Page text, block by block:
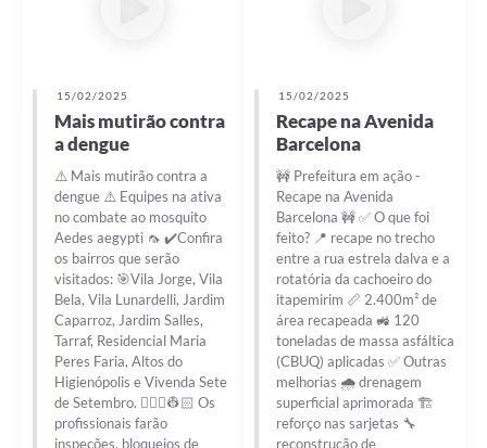
15/02/2025
Mais mutirão contra
a dengue
⚠️ Mais mutirão contra a
dengue ⚠️ Equipes na ativa
no combate ao mosquito
Aedes aegypti 🦟 ✔️Confira
os bairros que serão
visitados: 🎯Vila Jorge, Vila
Bela, Vila Lunardelli, Jardim
Caparroz, Jardim Salles,
Tarraf, Residencial Maria
Peres Faria, Altos do
Higienópolis e Vivenda Sete
de Setembro. 👷🏻‍♀️👷🏻 Os
profissionais farão
inspeções, bloqueios de
15/02/2025
Recape na Avenida
Barcelona
🚧 Prefeitura em ação -
Recape na Avenida
Barcelona 🚧 ✅ O que foi
feito? 📍 recape no trecho
entre a rua estrela dalva e a
rotatória da cachoeiro do
itapemirim 📏 2.400m² de
área recapeada 🚜 120
toneladas de massa asfáltica
(CBUQ) aplicadas ✅ Outras
melhorias 🌧️ drenagem
superficial aprimorada 🏗️
reforço nas sarjetas 🔧
reconstrução de